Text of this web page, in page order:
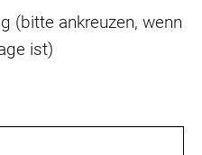
(bitte ankreuzen, wenn
ist)